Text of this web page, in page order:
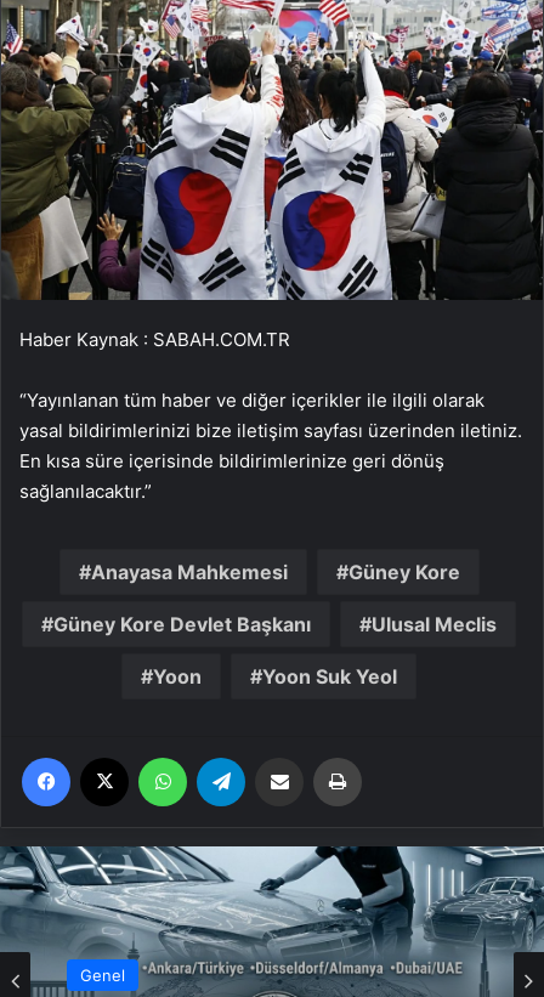
Haber Kaynak : SABAH.COM.TR
“Yayınlanan tüm haber ve diğer içerikler ile ilgili olarak
yasal bildirimlerinizi bize iletişim sayfası üzerinden iletiniz.
En kısa süre içerisinde bildirimlerinize geri dönüş
sağlanılacaktır.”
Anayasa Mahkemesi Güney Kore
Güney Kore Devlet Başkanı Ulusal Meclis
Yoon Yoon Suk Yeol
Facebook WhatsApp Email'den paylaş
Genel